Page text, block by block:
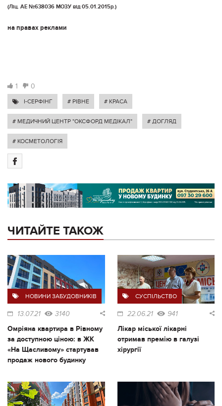
(Ліц. АЕ №638036 МОЗУ від 05.01.2015р.)
на правах реклами
1 0
I-СЕРФІНГ # РІВНЕ # КРАСА
# МЕДИЧНИЙ ЦЕНТР "ОКСФОРД МЕДІКАЛ" # ДОГЛЯД
# КОСМЕТОЛОГІЯ
ЧИТАЙТЕ ТАКОЖ
НОВИНИ ЗАБУДОВНИКІВ
13.07.21 3140
Омріяна квартира в Рівному
за доступною ціною: в ЖК
«На Щасливому» стартував
продаж нового будинку
СУСПІЛЬСТВО
22.06.21 941
Лікар міської лікарні
отримав премію в галузі
хірургії